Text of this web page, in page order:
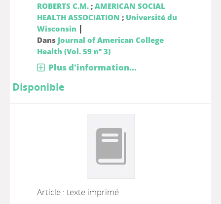
ROBERTS C.M.; AMERICAN SOCIAL
HEALTH ASSOCIATION ; Université du
Wisconsin |
Dans Journal of American College
Health (Vol. 59 n° 3)
Plus d'information...
Disponible
Article : texte imprimé